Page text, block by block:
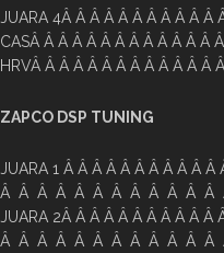
JUARA 4Â Â Â Â Â Â Â Â Â
CASÂ Â Â Â Â Â Â Â Â Â Â Â Â
HRVÂ Â Â Â Â Â Â Â Â Â Â Â Â
ZAPCO DSP TUNING
JUARA 1 Â Â Â Â Â Â Â Â Â
Â Â Â Â Â Â Â Â Â Â Â Â
JUARA 2Â Â Â Â Â Â Â Â Â Â
Â Â Â Â Â Â Â Â Â Â Â Â